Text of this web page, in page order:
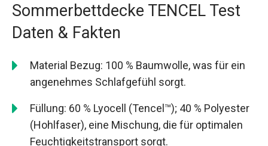
Sommerbettdecke TENCEL Test
Daten & Fakten
Material Bezug: 100 % Baumwolle, was für ein
angenehmes Schlafgefühl sorgt.
Füllung: 60 % Lyocell (Tencel™); 40 % Polyester
(Hohlfaser), eine Mischung, die für optimalen
Feuchtigkeitstransport sorgt.